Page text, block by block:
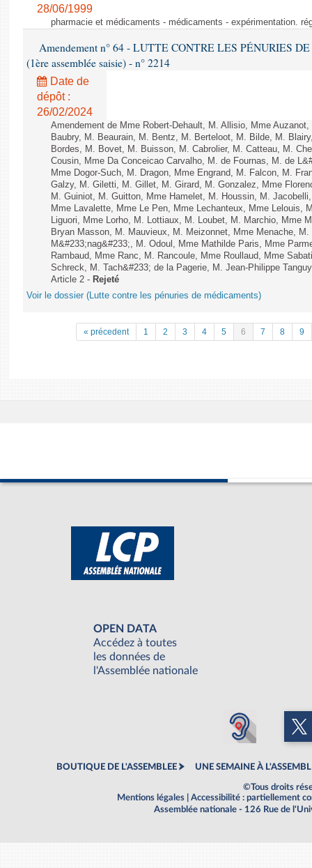
28/06/1999
pharmacie et médicaments - médicaments - expérimentation.
Amendement n° 64 - LUTTE CONTRE LES PÉNURIES
(1ère assemblée saisie) - n° 2214
Date de
dépôt :
26/02/2024
Amendement de Mme Robert-Dehault, M. Allisio, Mme
Baubry, M. Beaurain, M. Bentz, M. Berteloot, M. Bilde, M.
Bordes, M. Bovet, M. Buisson, M. Cabrolier, M. Catteau, M.
Cousin, Mme Da Conceicao Carvalho, M. de Fournas, M. de
Mme Dogor-Such, M. Dragon, Mme Engrand, M. Falcon, M.
Galzy, M. Giletti, M. Gillet, M. Girard, M. Gonzalez, Mme
M. Guiniot, M. Guitton, Mme Hamelet, M. Houssin, M.
Mme Lavalette, Mme Le Pen, Mme Lechanteux, Mme Lelouis,
Liguori, Mme Lorho, M. Lottiaux, M. Loubet, M. Marchio, Mme
Bryan Masson, M. Mauvieux, M. Meizonnet, Mme Menache,
M&#233;nag&#233;, M. Odoul, Mme Mathilde Paris, Mme
Rambaud, Mme Ranc, M. Rancoule, Mme Roullaud, Mme
Schreck, M. Tach&#233; de la Pagerie, M. Jean-Philippe
Article 2 - Rejeté
Voir le dossier (Lutte contre les pénuries de médicaments)
« précedent 1 2 3 4 5 6 7 8 9
OPEN DATA
Accédez à toutes
les données de
l'Assemblée nationale
BOUTIQUE DE L'ASSEMBLEE UNE SEMAINE À
©Tous droits
Mentions légales
Accessibilité : partiellement
Assemblée nationale - 126 Rue de